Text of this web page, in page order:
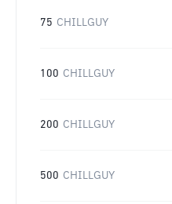
75 CHILLGUY
100 CHILLGUY
200 CHILLGUY
500 CHILLGUY